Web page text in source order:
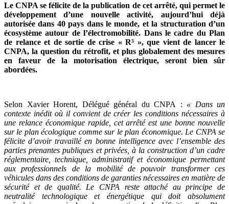
Le CNPA se félicite de la publication de cet arrêté, qui permet le
développement d’une nouvelle activité, aujourd’hui déjà
autorisée dans 40 pays dans le monde, et la structuration d’un
écosystème autour de l’électromobilité. Dans le cadre du Plan
de relance et de sortie de crise « R³ », que vient de lancer le
CNPA, la question du rétrofit, et plus globalement des mesures
en faveur de la motorisation électrique, seront bien sûr
abordées.
Selon Xavier Horent, Délégué général du CNPA : « Dans un
contexte inédit où il convient de créer les conditions nécessaires à
une relance économique rapide, cet arrêté est une bonne nouvelle
sur le plan écologique comme sur le plan économique. Le CNPA se
félicite d’avoir travaillé en bonne intelligence avec l’ensemble des
parties prenantes publiques et privées, à la construction d’un cadre
réglementaire, technique, administratif et économique permettant
aux professionnels de la mobilité de pouvoir transformer ces
véhicules dans des conditions de garanties nécessaires en matière de
sécurité et de qualité. Le CNPA reste attaché au principe de
neutralité technologique et énergétique qui doit absolument